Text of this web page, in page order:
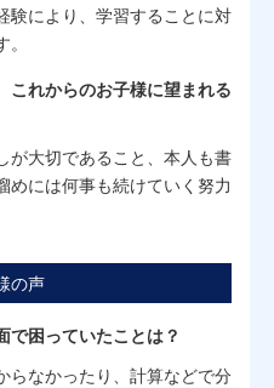
験により、学習することに対
これからのお子様に望まれる
が大切であること、本人も書
めには何事も続けていく努力
の声
で困っていたことは？
らなかったり、計算などで分